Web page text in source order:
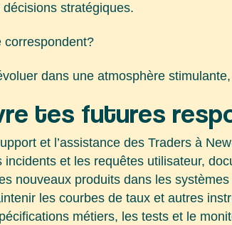
décisions stratégiques.
correspondent?
dans une atmosphère
tes futures
et l’assistance des Traders à
incidents et les requêtes utilisateur,
nouveaux produits dans les
les courbes de taux et autres
métiers, les tests et le